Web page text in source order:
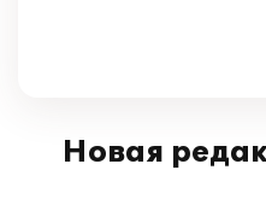
Новая